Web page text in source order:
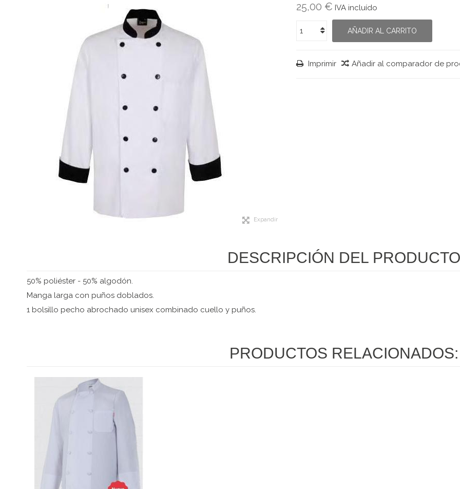
Expandir
25,00 € IVA incluído
AÑADIR AL CARRITO
Imprimir Añadir al comparador de
DESCRIPCIÓN DEL PRODUCTO
50% poliéster - 50% algodón.
Manga larga con puños doblados.
1 bolsillo pecho abrochado unisex combinado cuello y puños.
PRODUCTOS RELACIONADOS: